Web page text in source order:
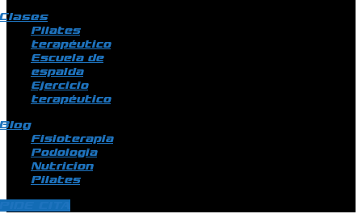
Pilates
terapéutico
Escuela de
espalda
Ejercicio
terapéutico
Fisioterapia
Podologia
Nutricion
Pilates